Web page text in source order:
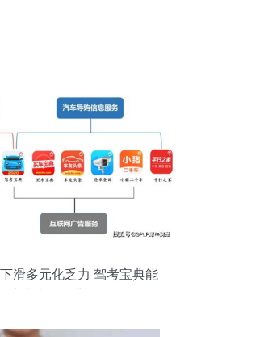
滑多元化乏力 驾考宝典能